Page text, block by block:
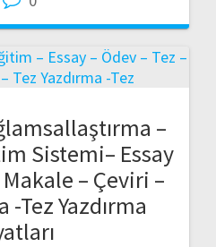
–
Sistemi– Essay
Makale – Çeviri –
-Tez Yazdırma